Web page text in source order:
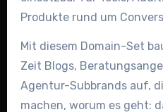
Produkte rund um
Mit diesem Domain-Set
Zeit Blogs,
Agentur-Subbrands auf,
machen, worum es geht: